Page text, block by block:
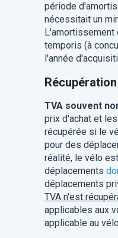
période
nécessitait un
L'amortissement
temporis (à
l'année
TVA souvent
prix d'achat et
récupérée si le
pour des
réalité, le vélo
déplacements
déplacements
TVA n'est
applicables aux
applicable au